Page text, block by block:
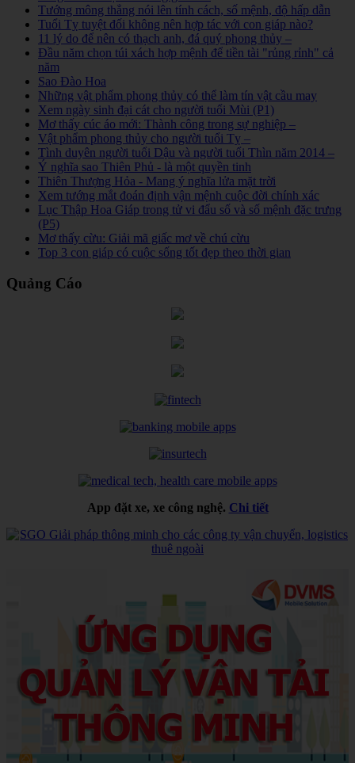
Tướng mông thẳng nói lên tính cách, số mệnh, độ hấp dẫn
Tuổi Tỵ tuyệt đối không nên hợp tác với con giáp nào?
11 lý do để nên có thạch anh, đá quý phong thủy –
Đầu năm chọn túi xách hợp mệnh để tiền tài "rủng rỉnh" cả
năm
Sao Đào Hoa
Những vật phẩm phong thủy có thể làm tín vật cầu may
Xem ngày sinh đại cát cho người tuổi Mùi (P1)
Mơ thấy cúc áo mới: Thành công trong sự nghiệp –
Vật phẩm phong thủy cho người tuổi Tỵ –
Tình duyên người tuổi Dậu và người tuổi Thìn năm 2014 –
Ý nghĩa sao Thiên Phủ - là một quyền tinh
Thiên Thượng Hỏa - Mang ý nghĩa lửa mặt trời
Xem tướng mắt đoán định vận mệnh cuộc đời chính xác
Lục Thập Hoa Giáp trong tử vi đẩu số và số mệnh đặc trưng
(P5)
Mơ thấy cừu: Giải mã giấc mơ về chú cừu
Top 3 con giáp có cuộc sống tốt đẹp theo thời gian
Quảng Cáo
App đặt xe, xe công nghệ. Chi tiết